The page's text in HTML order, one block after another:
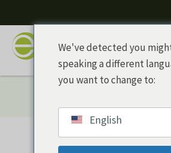
We've detected you
speaking a different
you want to change to:
English